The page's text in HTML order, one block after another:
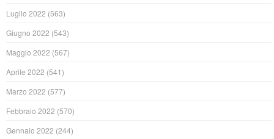
Luglio 2022 (563)
Giugno 2022 (543)
Maggio 2022 (567)
Aprile 2022 (541)
Marzo 2022 (577)
Febbraio 2022 (570)
Gennaio 2022 (244)